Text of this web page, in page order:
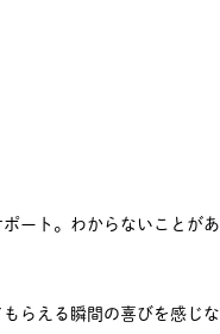
ート。わからないことがあ
らえる瞬間の喜びを感じな